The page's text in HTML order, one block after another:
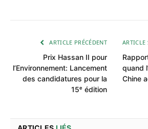
ARTICLE PRÉCÉDENT
Prix Hassan II pour
l’Environnement: Lancement
des candidatures pour la
15ᵉ édition
ARTICLE
quand
Chine